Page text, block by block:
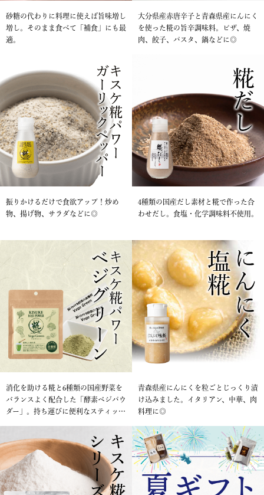
砂糖の代わりに料理に使えば旨味増し
増し。そのまま食べて「補食」にも最
適。
大分県産赤唐辛子と青森県産にんにく
を使った糀の旨辛調味料。ピザ、焼
肉、餃子、パスタ、鍋などに◎
振りかけるだけで食欲アップ！炒め
物、揚げ物、サラダなどに◎
4種類の国産だし素材と糀で作った合
わせだし。食塩・化学調味料不使用。
消化を助ける糀と6種類の国産野菜を
バランスよく配合した「酵素ベジパウ
ダー」。持ち運びに便利なスティック
青森県産にんにくを粒ごとじっくり漬
け込みました。イタリアン、中華、肉
料理に◎